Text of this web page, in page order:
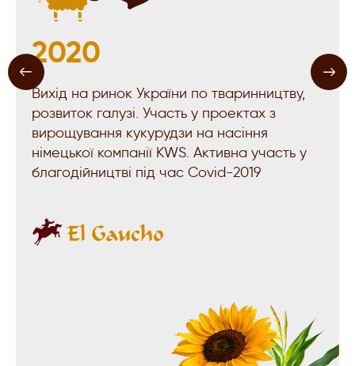
2020
Вихід на ринок України по тваринництву,
розвиток галузі. Участь у проектах з
вирощування кукурудзи на насіння
німецької компанії KWS. Активна участь у
благодійництві під час Covid-2019